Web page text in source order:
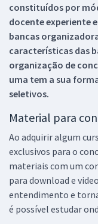
constituídos por
docente experiente
bancas
características das
organização de
uma tem a sua
seletivos.
Material para
Ao adquirir algum
exclusivos para o
materiais com um
para download e
entendimento e
é possível estudar